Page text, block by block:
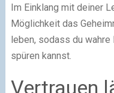
Im Einklang mit deiner
Möglichkeit das
leben, sodass du
spüren kannst.
Vertrauen